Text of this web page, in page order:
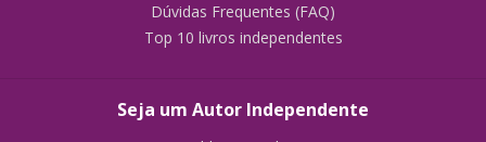
Dúvidas Frequentes (FAQ)
Top 10 livros independentes
Seja um Autor Independente